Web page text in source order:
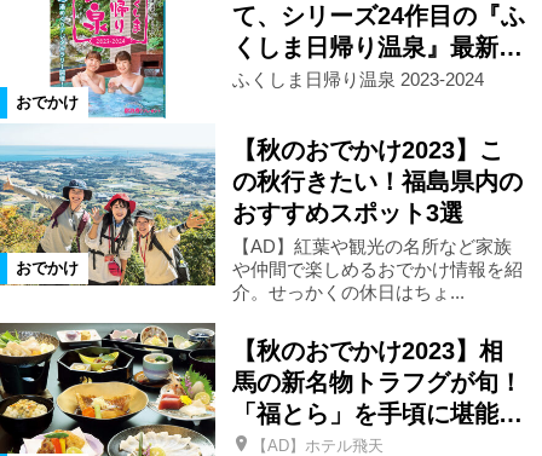
下郷町 会津若松市 三春町
猪苗代町
須賀川市 鏡石町 白河市
矢吹町 棚倉町 喜多方市
会津坂下町 会津美里町 飯舘村
県南エリア 宮城県 磐梯町
おでかけ
て、シリーズ24作目の『ふ
くしま日帰り温泉』最新…
ふくしま日帰り温泉 2023-2024
おでかけ
【秋のおでかけ2023】こ
の秋行きたい！福島県内の
おすすめスポット3選
【AD】紅葉や観光の名所など家族
や仲間で楽しめるおでかけ情報を紹
介。せっかくの休日はちょ...
【秋のおでかけ2023】相
馬の新名物トラフグが旬！
「福とら」を手頃に堪能…
【AD】ホテル飛天